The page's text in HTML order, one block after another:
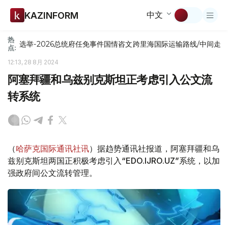
KAZINFORM 中文
热
点: 选举-2026总统府任免事件国情咨文跨里海国际运输路线/中间走廊
12:13, 28 8月 2024
阿塞拜疆和乌兹别克斯坦正考虑引入公文流
转系统
（哈萨克国际通讯社讯）据趋势通讯社报道，阿塞拜疆和乌
兹别克斯坦两国正积极考虑引入“EDO.IJRO.UZ”系统，以加
强政府间公文流转管理。